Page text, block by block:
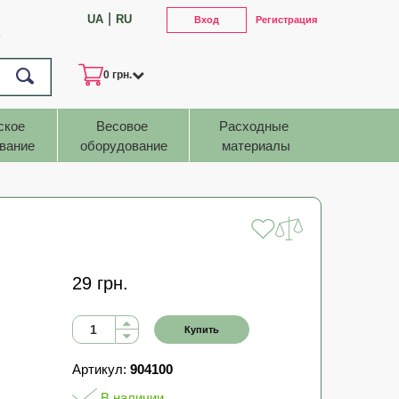
UA RU Вход Регистрация
0 грн.
Весовое
оборудование
Расходные
материалы
29 грн.
Купить
Артикул: 904100